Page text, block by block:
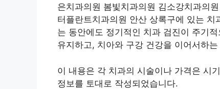
은치과의원 봄빛치과의원 김소강치과의
터플란트치과의원 안산 상록구에 있는
는 동안에도 정기적인 치과 검진이 주기
유지하고, 치아와 구강 건강을 이어서하
이 내용은 각 치과의 시술이나 가격은 시
정보를 토대로 작성되었습니다.